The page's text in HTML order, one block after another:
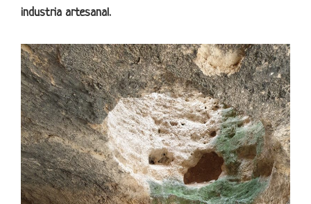
industria artesanal.